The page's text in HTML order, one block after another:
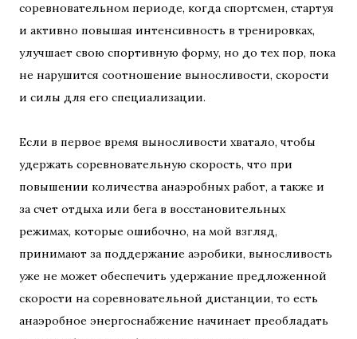
соревновательном периоде, когда спортсмен, стартуя
и активно повышая интенсивность в тренировках,
улучшает свою спортивную форму, но до тех пор, пока
не нарушится соотношение выносливости, скорости
и силы для его специализации.
Если в первое время выносливости хватало, чтобы
удержать соревновательную скорость, что при
повышении количества анаэробных работ, а также и
за счет отдыха или бега в восстановительных
режимах, которые ошибочно, на мой взгляд,
принимают за поддержание аэробики, выносливость
уже не может обеспечить удержание предложенной
скорости на соревновательной дистанции, то есть
анаэробное энергоснабжение начинает преобладать